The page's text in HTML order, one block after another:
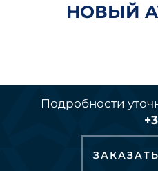
НОВЫЙ
Подробности